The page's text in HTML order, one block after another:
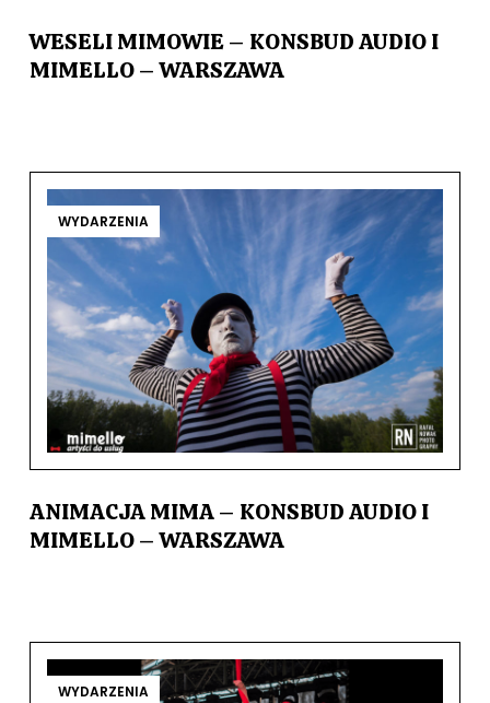
WESELI MIMOWIE – KONSBUD AUDIO I
MIMELLO – WARSZAWA
WYDARZENIA
ANIMACJA MIMA – KONSBUD AUDIO I
MIMELLO – WARSZAWA
WYDARZENIA